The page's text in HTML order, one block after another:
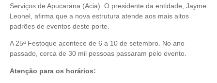
Serviços de Apucarana (Acia). O presidente da entidade, Jayme
Leonel, afirma que a nova estrutura atende aos mais altos
padrões de eventos deste porte.
A 25ª Festoque acontece de 6 a 10 de setembro. No ano
passado, cerca de 30 mil pessoas passaram pelo evento.
Atenção para os horários: